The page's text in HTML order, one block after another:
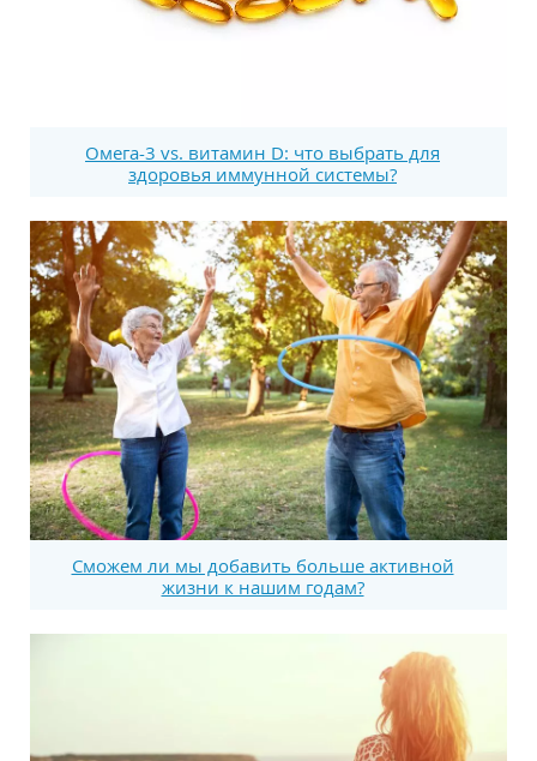
Омега-3 vs. витамин D: что выбрать для
здоровья иммунной системы?
Сможем ли мы добавить больше активной
жизни к нашим годам?